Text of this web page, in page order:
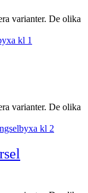
varianter. De olika
varianter. De olika